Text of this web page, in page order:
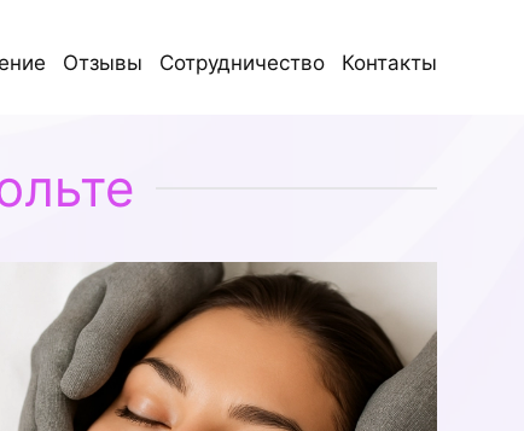
Отзывы Сотрудничество Контакты